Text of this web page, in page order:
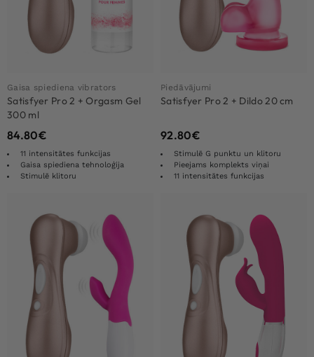
Gaisa spiediena vibrators
Satisfyer Pro 2 + Orgasm Gel
300 ml
84.80€
11 intensitātes funkcijas
Gaisa spiediena tehnoloģija
Stimulē klitoru
Piedāvājumi
Satisfyer Pro 2 + Dildo 20 cm
92.80€
Stimulē G punktu un klitoru
Pieejams komplekts viņai
11 intensitātes funkcijas